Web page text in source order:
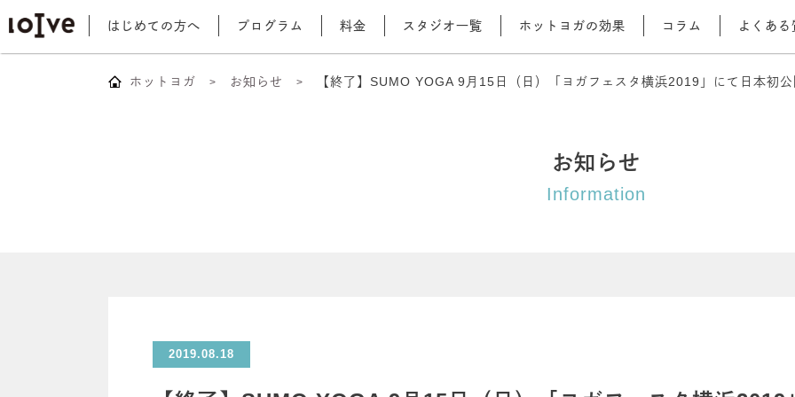
はじめての方へ プログラム 料金 スタジオ一覧 ホットヨガの効果 コラム よくある
ホットヨガ お知らせ 【終了】SUMO YOGA 9月15日（日）「ヨガフェスタ横浜2019」にて日本初公
お知らせ
Information
2019.08.18